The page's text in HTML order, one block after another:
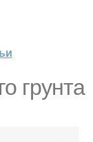
грунта